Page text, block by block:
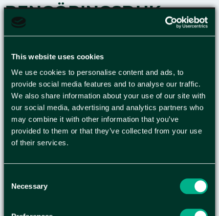
This website uses cookies
We use cookies to personalise content and ads, to
provide social media features and to analyse our traffic.
We also share information about your use of our site with
our social media, advertising and analytics partners who
may combine it with other information that you’ve
provided to them or that they’ve collected from your use
of their services.
Selection
Necessary
RENGÖRINGSDUK
TORK MJUK W1 380M
Mjuk och flexibel – perfekt i små utrymmen. Tork
Rengöringsduk Precision Stor rulle är mjuk,
flexibel, slitstark och kan användas på många olika
sätt. Den passar perfekt för lättare
rengöringsuppgifter och absorberar både olja
och andra vätskor snabbt, vilket underlättar vid
all slags rengöring. Rullen som har hög kapacitet
passar både i Tork golvställ eller väggställ som har
och avrivningsfunktioner med möjlighet att dra
av rengöringsduken med en hand. - 1-lagers, vit -
Antal ark: 1000 - Rullens längd: 380m - Rullens